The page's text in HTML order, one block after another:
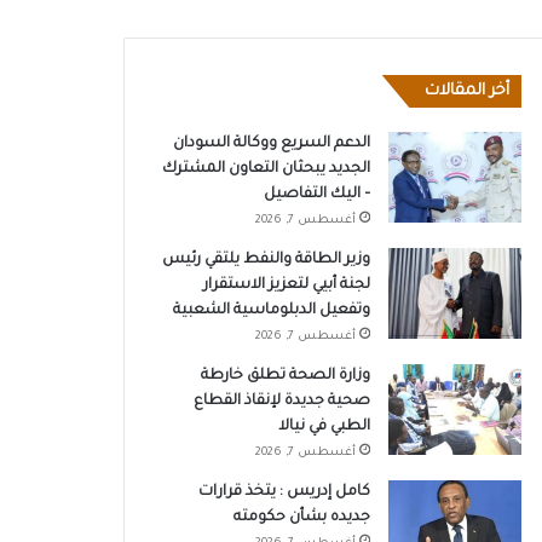
أخر المقالات
الدعم السريع ووكالة السودان
الجديد يبحثان التعاون المشترك
– اليك التفاصيل
أغسطس 7, 2026
وزير الطاقة والنفط يلتقي رئيس
لجنة أبيي لتعزيز الاستقرار
وتفعيل الدبلوماسية الشعبية
أغسطس 7, 2026
وزارة الصحة تطلق خارطة
صحية جديدة لإنقاذ القطاع
الطبي في نيالا
أغسطس 7, 2026
كامل إدريس : يتخذ قرارات
جديده بشأن حكومته